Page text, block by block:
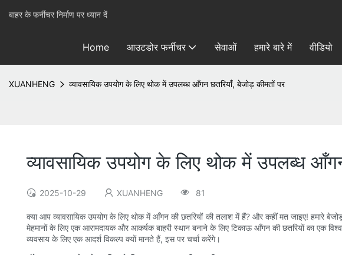
बाहर के फर्नीचर निर्माण पर ध्यान दें
Home आउटडोर फर्नीचर सेवाओं हमारे बारे में वीडियो
XUANHENG व्यावसायिक उपयोग के लिए थोक में उपलब्ध आँगन छतरियाँ, बेजोड़ कीमतों पर
व्यावसायिक उपयोग के लिए थोक में उपलब्ध
2025-10-29 XUANHENG 81
क्या आप व्यावसायिक उपयोग के लिए थोक में आँगन की छतरियों की तलाश में हैं? और कहीं मत जाइए! हमारे
मेहमानों के लिए एक आरामदायक और आकर्षक बाहरी स्थान बनाने के लिए टिकाऊ आँगन की छतरियों का एक
व्यवसाय के लिए एक आदर्श विकल्प क्यों मानते हैं, इस पर चर्चा करेंगे।